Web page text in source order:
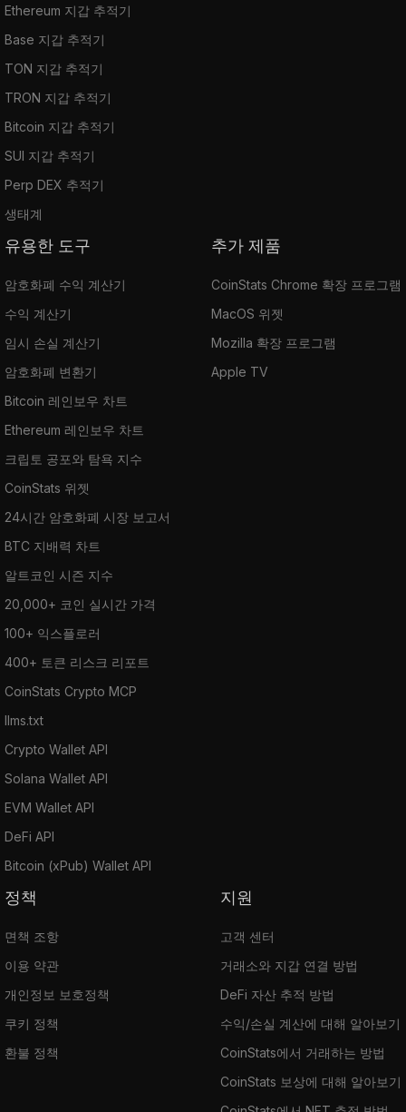
Ethereum 지갑 추적기
Base 지갑 추적기
TON 지갑 추적기
TRON 지갑 추적기
Bitcoin 지갑 추적기
SUI 지갑 추적기
Perp DEX 추적기
생태계
유용한 도구
암호화폐 수익 계산기
수익 계산기
임시 손실 계산기
암호화폐 변환기
Bitcoin 레인보우 차트
Ethereum 레인보우 차트
크립토 공포와 탐욕 지수
CoinStats 위젯
24시간 암호화폐 시장 보고서
BTC 지배력 차트
알트코인 시즌 지수
20,000+ 코인 실시간 가격
100+ 익스플로러
400+ 토큰 리스크 리포트
CoinStats Crypto MCP
llms.txt
Crypto Wallet API
Solana Wallet API
EVM Wallet API
DeFi API
Bitcoin (xPub) Wallet API
추가 제품
CoinStats Chrome 확장 프로그램
MacOS 위젯
Mozilla 확장 프로그램
Apple TV
정책
면책 조항
이용 약관
개인정보 보호정책
쿠키 정책
환불 정책
지원
고객 센터
거래소와 지갑 연결 방법
DeFi 자산 추적 방법
수익/손실 계산에 대해 알아보기
CoinStats에서 거래하는 방법
CoinStats 보상에 대해 알아보기